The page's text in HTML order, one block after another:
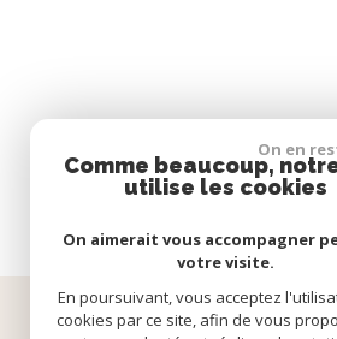
On en
Comme beaucoup,
utilise les cookies
On aimerait vous accompagner
votre visite.
En poursuivant, vous acceptez
cookies par ce site, afin de vous